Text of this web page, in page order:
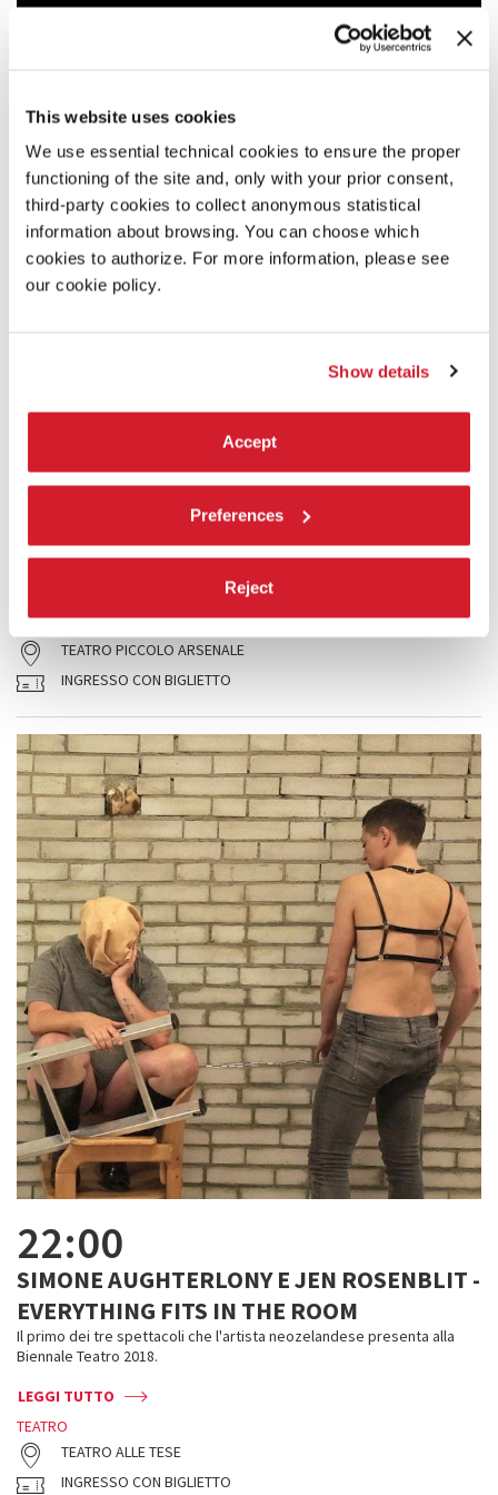
This website uses cookies
We use essential technical cookies to ensure the proper
functioning of the site and, only with your prior consent,
third-party cookies to collect anonymous statistical
information about browsing. You can choose which
cookies to authorize. For more information, please see
our cookie policy.
Show details
Accept
Preferences
Reject
VINCENT THOMASSET - ENSEMBLE
traversata di un testo, di un paese, di un secolo, di una vita.
TEATRO
TEATRO PICCOLO ARSENALE
INGRESSO CON BIGLIETTO
22:00
SIMONE AUGHTERLONY E JEN ROSENBLIT -
EVERYTHING FITS IN THE ROOM
Il primo dei tre spettacoli che l'artista neozelandese presenta alla
Biennale Teatro 2018.
LEGGI TUTTO
TEATRO
TEATRO ALLE TESE
INGRESSO CON BIGLIETTO